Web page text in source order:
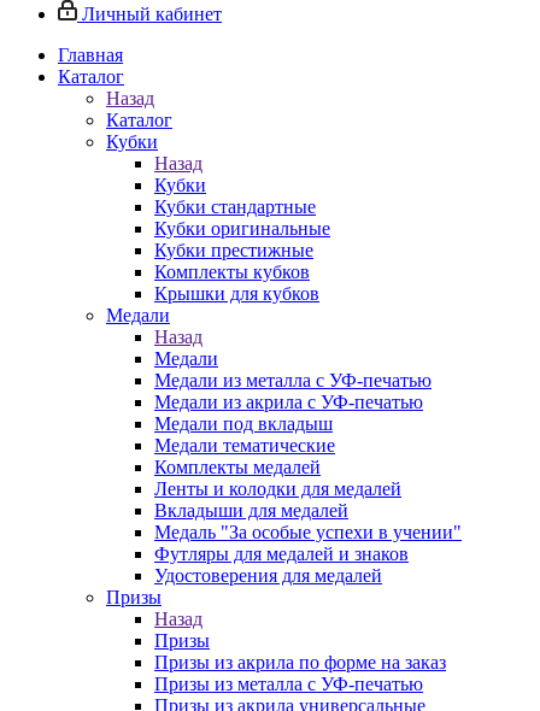
Личный кабинет
Главная
Каталог
Назад
Каталог
Кубки
Назад
Кубки
Кубки стандартные
Кубки оригинальные
Кубки престижные
Комплекты кубков
Крышки для кубков
Медали
Назад
Медали
Медали из металла с УФ-печатью
Медали из акрила с УФ-печатью
Медали под вкладыш
Медали тематические
Комплекты медалей
Ленты и колодки для медалей
Вкладыши для медалей
Медаль "За особые успехи в учении"
Футляры для медалей и знаков
Удостоверения для медалей
Призы
Назад
Призы
Призы из акрила по форме на заказ
Призы из металла с УФ-печатью
Призы из акрила универсальные